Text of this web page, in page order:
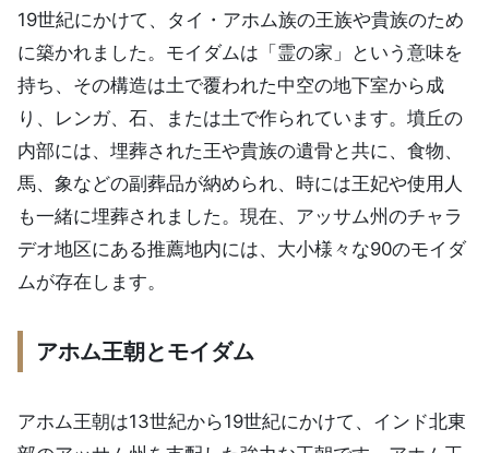
19世紀にかけて、タイ・アホム族の王族や貴族のため
に築かれました。モイダムは「霊の家」という意味を
持ち、その構造は土で覆われた中空の地下室から成
り、レンガ、石、または土で作られています。墳丘の
内部には、埋葬された王や貴族の遺骨と共に、食物、
馬、象などの副葬品が納められ、時には王妃や使用人
も一緒に埋葬されました。現在、アッサム州のチャラ
デオ地区にある推薦地内には、大小様々な90のモイダ
ムが存在します。
アホム王朝とモイダム
アホム王朝は13世紀から19世紀にかけて、インド北東